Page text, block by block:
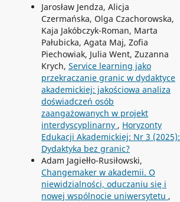
Jarosław Jendza, Alicja
Czermańska, Olga Czachorowska,
Kaja Jakóbczyk-Roman, Marta
Pałubicka, Agata Maj, Zofia
Piechowiak, Julia Went, Zuzanna
Krych, Service learning jako
przekraczanie granic w dydaktyce
akademickiej: jakościowa analiza
doświadczeń osób
zaangażowanych w projekt
interdyscyplinarny , Horyzonty
Edukacji Akademickiej: Nr 3 (2025):
Dydaktyka bez granic?
Adam Jagiełło-Rusiłowski,
Changemaker w akademii. O
niewidzialności, oduczaniu się i
nowej wspólnocie uniwersytetu ,